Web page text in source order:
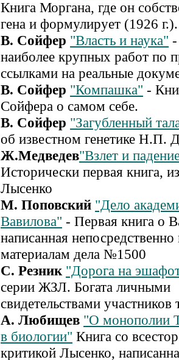
Книга Моргана, где он
гена и формулирует (1926 г.).
В. Сойфер "Власть и наука"
наиболее крупных работ по
ссылками на реальные
В. Сойфер "Компашка" -
Сойфера о самом себе.
В. Сойфер "Загубленный
об известном генетике Н.П.
Ж.Медведев"Взлет и
Исторически первая книга,
Лысенко
М. Поповский "Дело
Вавилова" - Первая книга о
написанная непосредственно
материалам дела №1500
С. Резник "Дорога на
серии ЖЗЛ. Богата личными
свидетельствами участников
А. Любищев "О монополии
в биологии" Книга со
критикой Лысенко,